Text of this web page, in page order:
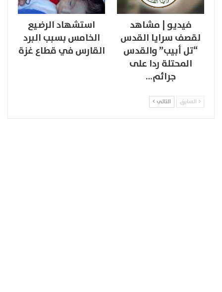
فيديو | مشاهد
لقصف سرايا القدس
“تل أبيب” والقدس
المحتلة ردا على
جرائم…
استشهاد الرضيع
الخامس بسبب البرد
القارس في قطاع غزة
السابق التالي